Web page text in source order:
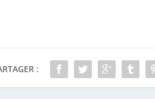
: